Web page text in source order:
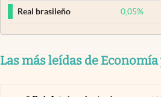
Real brasileño 0,05%
Las más leídas de